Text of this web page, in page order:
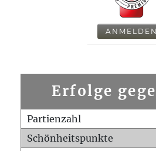
ANMELDEN
Erfolge
Partienzahl
Schönheitspunkte